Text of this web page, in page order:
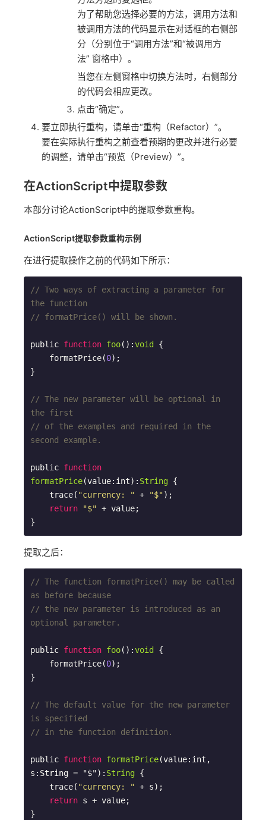
为了帮助您选择必要的方法，调用方法和
被调用方法的代码显示在对话框的右侧部
分（分别位于“调用方法”和“被调用方
法” 窗格中）。
当您在左侧窗格中切换方法时，右侧部分
的代码会相应更改。
点击“确定”。
要立即执行重构，请单击“重构（Refactor）”。
要在实际执行重构之前查看预期的更改并进行必要
的调整，请单击“预览（Preview）”。
在ActionScript中提取参数
本部分讨论ActionScript中的提取参数重构。
ActionScript提取参数重构示例
在进行提取操作之前的代码如下所示：
// Two ways of extracting a parameter for
the function
// formatPrice() will be shown.
public function foo( ):void
{
    formatPrice(
0);
}
// The new parameter will be optional in
the first
// of the examples and required in the
second example.
public function
formatPrice(value:int): String {
    trace(
"currency: " + "$");
return
"$" + value;
}
提取之后：
// The function formatPrice() may be called
as before because
// the new parameter is introduced as an
optional parameter.
public function foo( ):void
{
    formatPrice(
0);
}
// The default value for the new parameter
is specified
// in the function definition.
public function formatPrice(value:int,
s:String = "$"): String {
    trace(
"currency: " + s);
return s + value;
}